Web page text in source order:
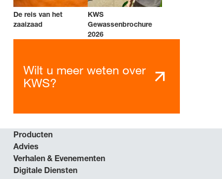
De reis van het
zaaizaad
KWS
Gewassenbrochure
2026
Wilt u meer weten over
KWS?
Producten
Advies
Verhalen & Evenementen
Digitale Diensten